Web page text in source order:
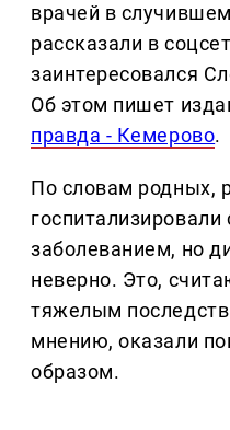
врачей в
рассказали в
заинтересовался
Об этом пишет
правда - Кемерово.
По словам родных,
госпитализировали
заболеванием, но
неверно. Это,
тяжелым
мнению, оказали
образом.